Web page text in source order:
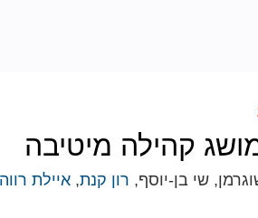
קהילה מיטיבה
שי בן-יוסף, רון קנת, איילת רווה